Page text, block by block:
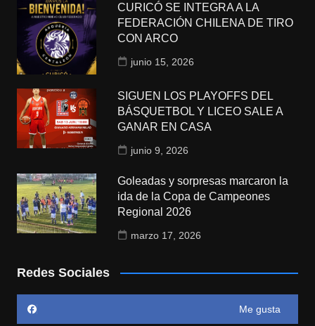
CURICÓ SE INTEGRA A LA
FEDERACIÓN CHILENA DE TIRO
CON ARCO
junio 15, 2026
SIGUEN LOS PLAYOFFS DEL
BÁSQUETBOL Y LICEO SALE A
GANAR EN CASA
junio 9, 2026
Goleadas y sorpresas marcaron la
ida de la Copa de Campeones
Regional 2026
marzo 17, 2026
Redes Sociales
Me gusta